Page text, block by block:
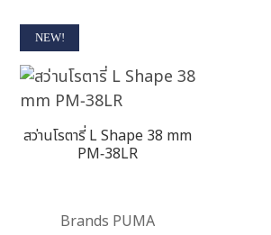
NEW!
สว่านโรตารี่ L Shape 38 mm
PM-38LR
Brands PUMA